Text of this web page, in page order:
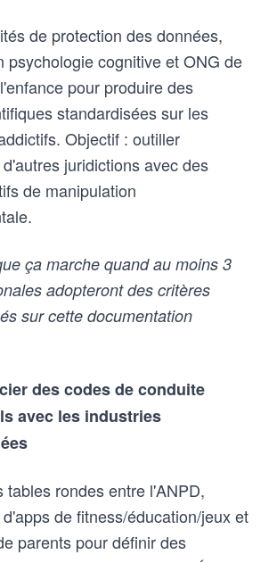
de protection des données,
psychologie cognitive et ONG de
pour produire des
standardisées sur les
Objectif : outiller
juridictions avec des
de manipulation
ça marche quand au moins 3
adopteront des critères
sur cette documentation
des codes de conduite
avec les industries
tables rondes entre l'ANPD,
de fitness/éducation/jeux et
parents pour définir des